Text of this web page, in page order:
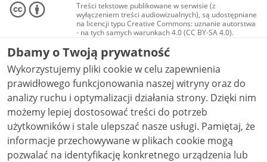
Treści tekstowe publikowane w serwisie (z
wyłączeniem treści audiowizualnych), są udostępniane
na licencji typu Creative Commons: uznanie autorstwa
- na tych samych warunkach 4.0 (CC BY-SA 4.0).
Materiały audiowizualne, w tym zdjęcia, materiały
audio i wideo, są udostępniane na licencji typu
Creative Commons: uznanie autorstwa użycie
niekomercyjne - bez utworów zależnych 4.0 (CC BY-
NC-ND 4.0), o ile nie jest to stwierdzone inaczej.
Dbamy o Twoją prywatność
Wykorzystujemy pliki cookie w celu zapewnienia
prawidłowego funkcjonowania naszej witryny oraz do
analizy ruchu i optymalizacji działania strony. Dzięki nim
możemy lepiej dostosować treści do potrzeb
użytkowników i stale ulepszać nasze usługi. Pamiętaj, że
informacje przechowywane w plikach cookie mogą
pozwalać na identyfikację konkretnego urządzenia lub